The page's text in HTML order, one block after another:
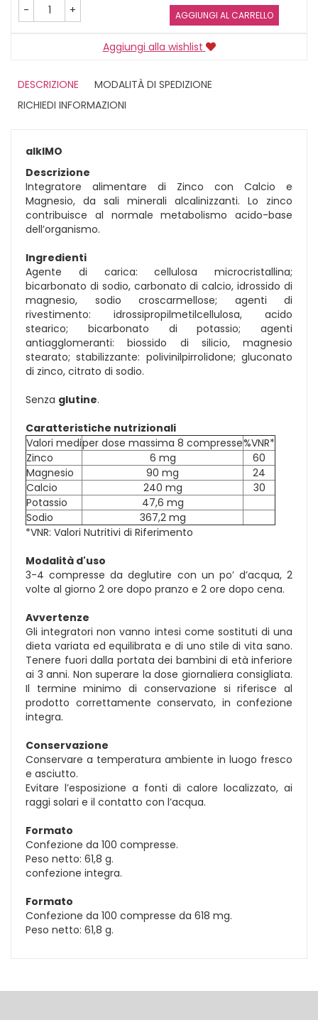
- + AGGIUNGI AL CARRELLO
Aggiungi alla wishlist
DESCRIZIONE
MODALITÀ DI SPEDIZIONE
RICHIEDI INFORMAZIONI
alkIMO
Descrizione
Integratore alimentare di Zinco con Calcio e
Magnesio, da sali minerali alcalinizzanti. Lo zinco
contribuisce al normale metabolismo acido-base
dell’organismo.
Ingredienti
Agente di carica: cellulosa microcristallina;
bicarbonato di sodio, carbonato di calcio, idrossido di
magnesio, sodio croscarmellose; agenti di
rivestimento: idrossipropilmetilcellulosa, acido
stearico; bicarbonato di potassio; agenti
antiagglomeranti: biossido di silicio, magnesio
stearato; stabilizzante: polivinilpirrolidone; gluconato
di zinco, citrato di sodio.
Senza glutine.
Caratteristiche nutrizionali
Valori mediper dose massima 8 compresse%VNR*
Zinco
6 mg
60
Magnesio
90 mg
24
Calcio
240 mg
30
Potassio
47,6 mg
Sodio
367,2 mg
*VNR: Valori Nutritivi di Riferimento
Modalità d'uso
3-4 compresse da deglutire con un po’ d’acqua, 2
volte al giorno 2 ore dopo pranzo e 2 ore dopo cena.
Avvertenze
Gli integratori non vanno intesi come sostituti di una
dieta variata ed equilibrata e di uno stile di vita sano.
Tenere fuori dalla portata dei bambini di età inferiore
ai 3 anni. Non superare la dose giornaliera consigliata.
Il termine minimo di conservazione si riferisce al
prodotto correttamente conservato, in confezione
integra.
Conservazione
Conservare a temperatura ambiente in luogo fresco
e asciutto.
Evitare l’esposizione a fonti di calore localizzato, ai
raggi solari e il contatto con l’acqua.
Formato
Confezione da 100 compresse.
Peso netto: 61,8 g.
confezione integra.
Formato
Confezione da 100 compresse da 618 mg.
Peso netto: 61,8 g.